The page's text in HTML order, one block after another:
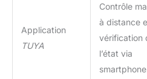
qu’il
est
Application
TUYA
Contrôle
à distance
vérification
l’état via